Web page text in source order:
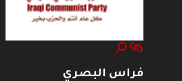
فراس البصري